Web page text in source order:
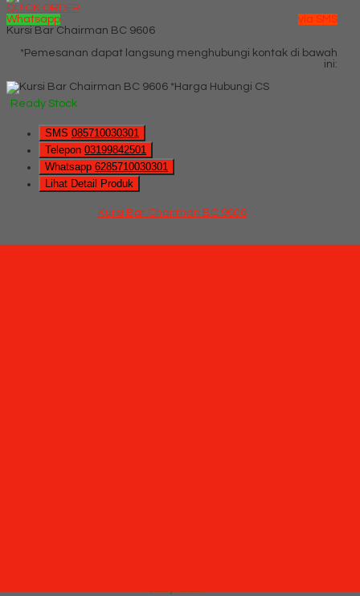
QUICK ORDER
Whatsapp
via SMS
Kursi Bar Chairman BC 9606
*Pemesanan dapat langsung menghubungi kontak di bawah
ini:
*Harga Hubungi CS
Ready Stock
SMS 085710030301
Telepon 03199842501
Whatsapp 6285710030301
Lihat Detail Produk
Kursi Bar Chairman BC 9606
Ready Stock